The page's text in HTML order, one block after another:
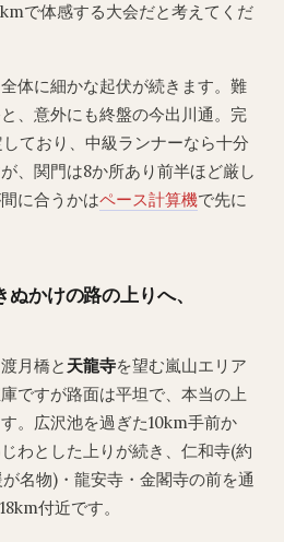
で体感する大会だと考えてくだ
体に細かな起伏が続きます。難
、意外にも終盤の今出川通。完
ており、中級ランナーなら十分
、関門は8か所あり前半ほど厳し
に合うかはペース計算機で先に
かけの路の上りへ、
月橋と 天龍寺を望む嵐山エリア
ですが路面は平坦で、本当の上
。広沢池を過ぎた10km手前か
わとした上りが続き、仁和寺(約
名物)・龍安寺・金閣寺の前を通
付近です。